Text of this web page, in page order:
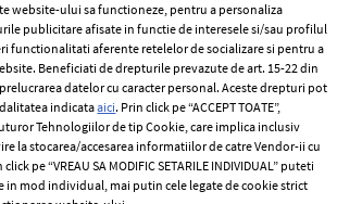
Awards
Termeni si conditii
Politica de
confidențialitate
Politica de cookies
Publicitate
website-ului sa functioneze, pentru a personaliza
publicitare afisate in functie de interesele si/sau profilul
functionalitati aferente retelelor de socializare si pentru a
Beneficiati de drepturile prevazute de art. 15-22 din
datelor cu caracter personal. Aceste drepturi pot
indicataaici. Prin click pe “ACCEPT TOATE”,
Tehnologiilor de tip Cookie, care implica inclusiv
la stocarea/accesarea informatiilor de catre Vendor-ii cu
pe “VREAU SA MODIFIC SETARILE INDIVIDUAL” puteti
in mod individual, mai putin cele legate de cookie strict